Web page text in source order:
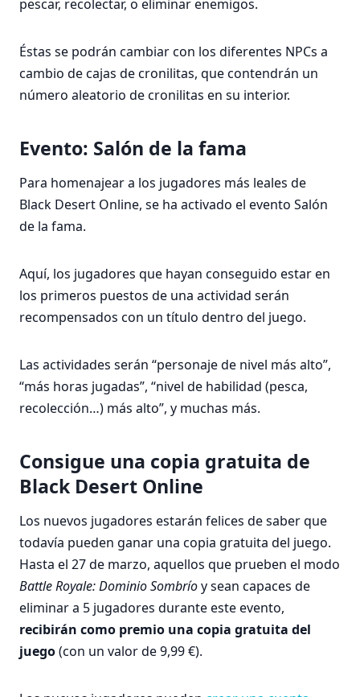
pescar, recolectar, o eliminar enemigos.
Éstas se podrán cambiar con los diferentes NPCs a
cambio de cajas de cronilitas, que contendrán un
número aleatorio de cronilitas en su interior.
Evento: Salón de la fama
Para homenajear a los jugadores más leales de
Black Desert Online, se ha activado el evento Salón
de la fama.
Aquí, los jugadores que hayan conseguido estar en
los primeros puestos de una actividad serán
recompensados con un título dentro del juego.
Las actividades serán “personaje de nivel más alto”,
“más horas jugadas”, “nivel de habilidad (pesca,
recolección…) más alto”, y muchas más.
Consigue una copia gratuita de
Black Desert Online
Los nuevos jugadores estarán felices de saber que
todavía pueden ganar una copia gratuita del juego.
Hasta el 27 de marzo, aquellos que prueben el modo
Battle Royale: Dominio Sombríoy sean capaces de
eliminar a 5 jugadores durante este evento,
recibirán como premio una copia gratuita del
juego(con un valor de 9,99 €).